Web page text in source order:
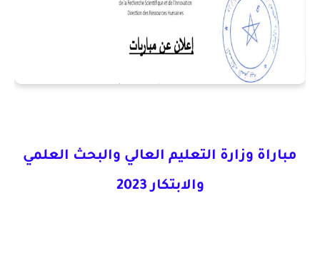
مباراة وزارة التعليم العالي والبحث العلمي
والابتكار 2023